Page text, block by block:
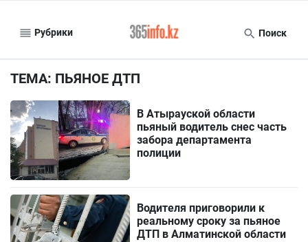
Рубрики Поиск
ТЕМА: ПЬЯНОЕ ДТП
В Атырауской области
пьяный водитель снес часть
забора департамента
полиции
Водителя приговорили к
реальному сроку за пьяное
ДТП в Алматинской области